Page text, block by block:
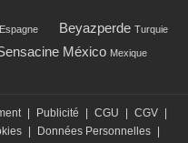
Espagne Beyazperde Turquie
México Mexique
Publicité CGU CGV
Données Personnelles